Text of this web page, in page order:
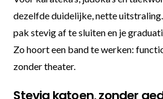
dezelfde duidelijke, nette
pak stevig af te sluiten en je
Zo hoort een band te werken:
zonder theater.
Stevig katoen, zonder